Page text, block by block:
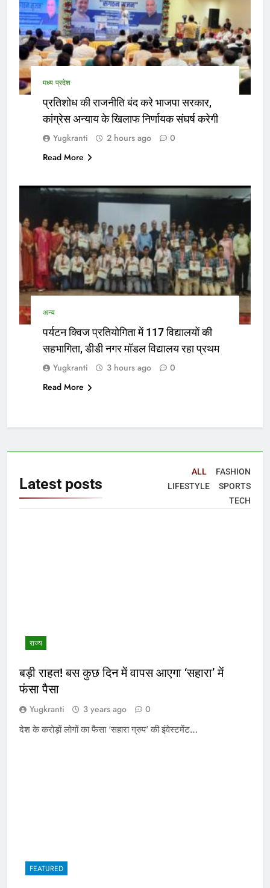
मध्य प्रदेश
प्रतिशोध की राजनीति बंद करे भाजपा सरकार,
कांग्रेस अन्याय के खिलाफ निर्णायक संघर्ष करेगी
Yugkranti 2 hours ago
0
Read More
अन्य
पर्यटन क्विज प्रतियोगिता में 117 विद्यालयों की
सहभागिता, डीडी नगर मॉडल विद्यालय रहा प्रथम
Yugkranti 3 hours ago
0
Read More
Latest posts
ALL
FASHION
LIFESTYLE
SPORTS
TECH
राज्य
बड़ी राहत! बस कुछ दिन में वापस आएगा ‘सहारा’ में
फंसा पैसा
Yugkranti 3 years ago 0
देश के करोड़ों लोगों का फैसा ‘सहारा ग्रुप’ की इंवेस्टमेंट…
FEATURED